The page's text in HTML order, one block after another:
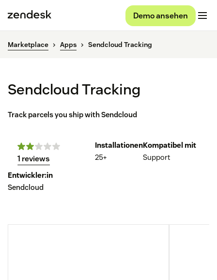
Demo ansehen
Marketplace Apps Sendcloud Tracking
Sendcloud Tracking
Track parcels you ship with Sendcloud
1 reviews
Installationen
25+
Kompatibel mit
Support
Entwickler:in
Sendcloud